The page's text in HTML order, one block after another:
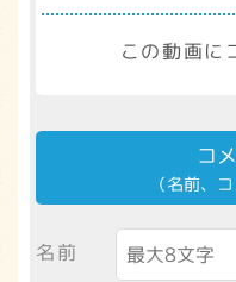
この動画に
コ
（名前、
名前